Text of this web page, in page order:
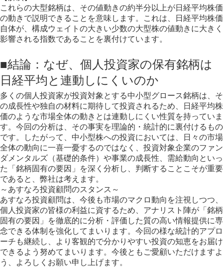
これらの大型銘柄は、その値動きの約半分以上が日経平均株価
の動きで説明できることを意味します。これは、日経平均株価
自体が、構成ウェイトの大きい少数の大型株の値動きに大きく
影響される指数であることを裏付けています。
■結論：なぜ、個人投資家の保有銘柄は
日経平均と連動しにくいのか
多くの個人投資家が投資対象とする中小型グロース銘柄は、そ
の成長性や独自の材料に期待して投資されるため、日経平均株
価のような市場全体の動きとは連動しにくい性質を持っていま
す。今回の分析は、その事実を理論的・統計的に裏付けるもの
です。したがって、中小型株への投資においては、日々の市場
全体の動向に一喜一憂するのではなく、投資対象企業のファン
ダメンタルズ（基礎的条件）や事業の成長性、需給動向といっ
た「銘柄固有の要因」を深く分析し、判断することこそが重要
であると、弊社は考えます。
～あすなろ投資顧問のスタンス～
あすなろ投資顧問は、今後も市場のマクロ動向を注視しつつ、
個人投資家の皆様の利益に資するため、アナリスト陣が「銘柄
固有の要因」を徹底的に分析・評価した質の高い情報提供に専
念できる体制を強化してまいります。今回の様な統計的アプロ
ーチも継続し、より客観的で分かりやすい投資の知恵をお届け
できるよう努めてまいります。今後ともご愛顧いただけますよ
う、よろしくお願い申し上げます。